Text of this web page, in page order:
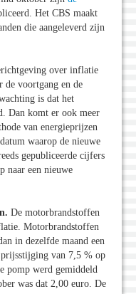
Het CBS maakt
die aangeleverd zijn
over inflatie
de voortgang en de
is dat het
Dan komt er ook meer
van energieprijzen
waarop de nieuwe
gepubliceerde cijfers
naar een nieuwe
De motorbrandstoffen
Motorbrandstoffen
in dezelfde maand een
van 7,5 % op
pomp werd gemiddeld
was dat 2,00 euro. De